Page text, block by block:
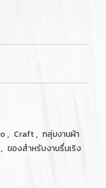
, Craft, กลุ่มงานผ้า
, ของสำหรับงานรื่นเริง